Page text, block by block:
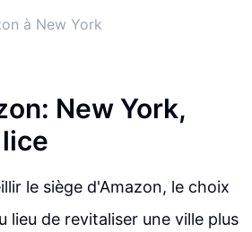
à New York
New York,
le siège d'Amazon, le choix
lieu de revitaliser une ville plus